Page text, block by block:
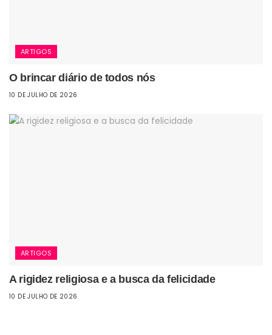
ARTIGOS
O brincar diário de todos nós
10 DE JULHO DE 2026
ARTIGOS
A rigidez religiosa e a busca da felicidade
10 DE JULHO DE 2026